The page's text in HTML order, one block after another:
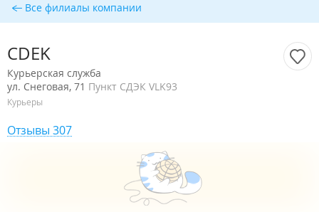
Все филиалы компании
CDEK
Курьерская служба
ул. Снеговая, 71 Пункт СДЭК VLK93
Курьеры
Отзывы 307